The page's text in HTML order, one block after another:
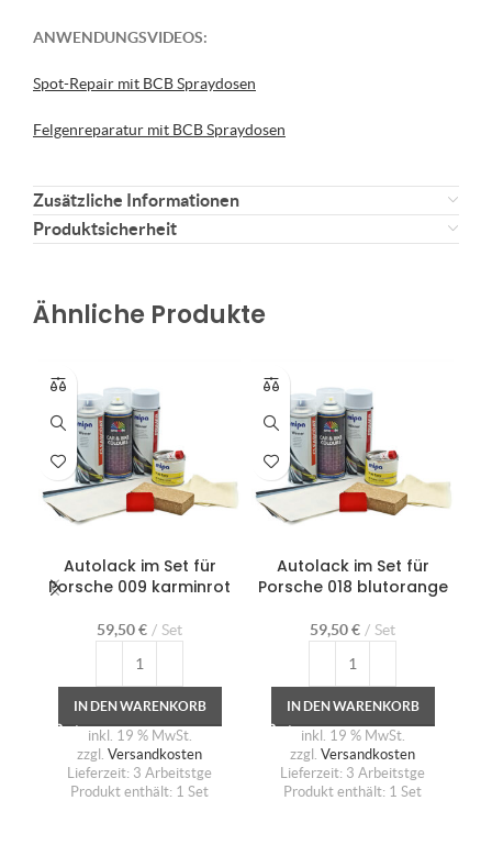
ANWENDUNGSVIDEOS:
Spot-Repair mit BCB Spraydosen
Felgenreparatur mit BCB Spraydosen
Zusätzliche Informationen
Produktsicherheit
Ähnliche Produkte
Autolack im Set für
Porsche 009 karminrot
59,50€ Set
IN DEN WARENKORB
inkl. 19 % MwSt.
zzgl. Versandkosten
Lieferzeit: 3 Arbeitstge
Produkt enthält: 1 Set
Autolack im Set für
Porsche 018 blutorange
59,50€ Set
IN DEN WARENKORB
inkl. 19 % MwSt.
zzgl. Versandkosten
Lieferzeit: 3 Arbeitstge
Produkt enthält: 1 Set